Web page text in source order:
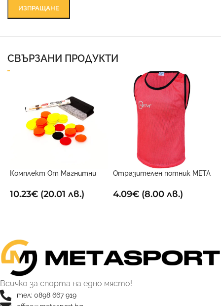
СВЪРЗАНИ ПРОДУКТИ
Комплект От Магнитни
10.23€ (20.01 лв.)
Отразителен потник META
4.09€(8.00 лв.)
Всичко за спорта на едно място!
тел: 0898 667 919